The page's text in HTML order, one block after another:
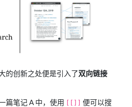
的创新之处便是引入了双向链接
篇笔记 A 中，使用
便可以搜